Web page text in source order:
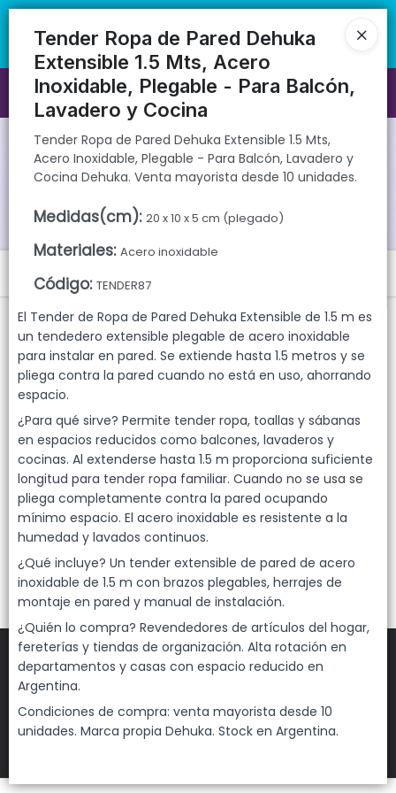
Tender Ropa de Pared Dehuka Extensible 1.5 Mts, Acero Inoxidable,
desde 10 unidades.
Tender Ropa de Pared Dehuka
Extensible 1.5 Mts, Acero
Inoxidable, Plegable - Para Balcón,
Lavadero y Cocina
Tender Ropa de Pared Dehuka Extensible 1.5 Mts,
Acero Inoxidable, Plegable - Para Balcón, Lavadero y
Cocina Dehuka. Venta mayorista desde 10 unidades.
Medidas(cm): 20 x 10 x 5 cm (plegado)
Materiales: Acero inoxidable
Código: TENDER87
El Tender de Ropa de Pared Dehuka Extensible de 1.5 m es
un tendedero extensible plegable de acero inoxidable
para instalar en pared. Se extiende hasta 1.5 metros y se
pliega contra la pared cuando no está en uso, ahorrando
espacio.
¿Para qué sirve? Permite tender ropa, toallas y sábanas
en espacios reducidos como balcones, lavaderos y
cocinas. Al extenderse hasta 1.5 m proporciona suficiente
longitud para tender ropa familiar. Cuando no se usa se
pliega completamente contra la pared ocupando
mínimo espacio. El acero inoxidable es resistente a la
humedad y lavados continuos.
¿Qué incluye? Un tender extensible de pared de acero
inoxidable de 1.5 m con brazos plegables, herrajes de
montaje en pared y manual de instalación.
¿Quién lo compra? Revendedores de artículos del hogar,
fereterías y tiendas de organización. Alta rotación en
departamentos y casas con espacio reducido en
Argentina.
Condiciones de compra: venta mayorista desde 10
unidades. Marca propia Dehuka. Stock en Argentina.
directa | 📦 Comprá mayorista desde 10 unidades. ¡Registrate y
accedé a precios exclusivos!
Ingresar a la Tienda
CÓMO COMPRAR
QUIÉNES SOMOS
CONTACTO
Menú
Plegable - Para Balcón, Lavadero y Cocina Dehuka. Venta mayorista
desde 10 unidades.
FILTROS